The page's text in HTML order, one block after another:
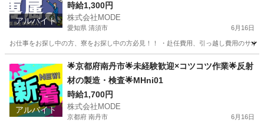
アルバイト
時給1,300円
株式会社MODE
愛知県 清須市 6月16日
お仕事をお探し中の方、寮をお探し中の方必見！！ ・赴任費用、引っ越し費用のサ
工場 時給
アルバイト
🌟京都府南丹市🌟未経験歓迎×コツコツ作業🌟反射
材の製造・検査🌟MHni01
時給1,700円
株式会社MODE
京都府 南丹市 6月16日